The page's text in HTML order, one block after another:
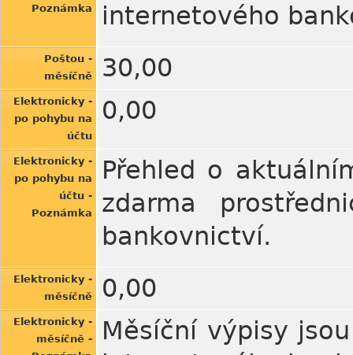
Poznámka
internetového
Poštou -
měsíčně
30,00
Elektronicky -
po pohybu na
účtu
0,00
Elektronicky -
po pohybu na
účtu -
Poznámka
Přehled o
zdarma
bankovnictví.
Elektronicky -
měsíčně
0,00
Elektronicky -
měsíčně -
Měsíční výpisy